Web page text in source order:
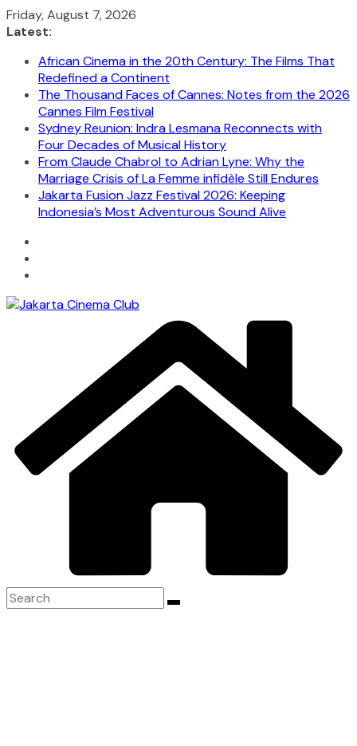
Skip
to
Friday, August 7, 2026
Latest:
African Cinema in the 20th Century: The Films That
Redefined a Continent
The Thousand Faces of Cannes: Notes from the 2026
Cannes Film Festival
Sydney Reunion: Indra Lesmana Reconnects with
Four Decades of Musical History
From Claude Chabrol to Adrian Lyne: Why the
Marriage Crisis of La Femme infidèle Still Endures
Jakarta Fusion Jazz Festival 2026: Keeping
Indonesia’s Most Adventurous Sound Alive